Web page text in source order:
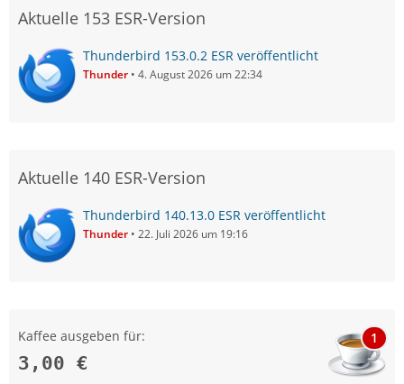
Aktuelle 153 ESR-Version
Thunderbird 153.0.2 ESR veröffentlicht
Thunder 4. August 2026 um 22:34
Aktuelle 140 ESR-Version
Thunderbird 140.13.0 ESR veröffentlicht
Thunder 22. Juli 2026 um 19:16
Kaffee ausgeben für:
3,00 €
1